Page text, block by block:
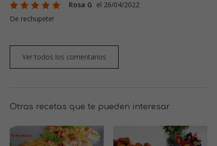
Rosa G el 26/04/2022
De rechupete!
Ver todos los comentarios
Otras recetas que te pueden interesar